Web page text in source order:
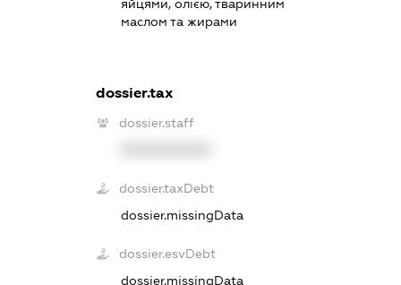
яйцями, олією, тваринним
маслом та жирами
dossier.tax
dossier.staff
dossier.taxDebt
dossier.missingData
dossier.esvDebt
dossier.missingData